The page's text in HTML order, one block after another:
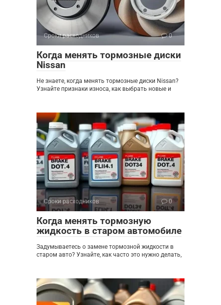
Сроки расходников 0
Когда менять тормозные диски
Nissan
Не знаете, когда менять тормозные диски Nissan?
Узнайте признаки износа, как выбрать новые и
Сроки расходников 0
Когда менять тормозную
жидкость в старом автомобиле
Задумываетесь о замене тормозной жидкости в
старом авто? Узнайте, как часто это нужно делать,